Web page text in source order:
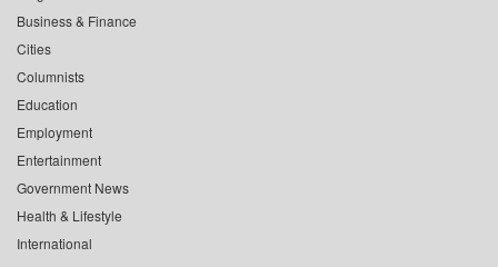
Business & Finance
Cities
Columnists
Education
Employment
Entertainment
Government News
Health & Lifestyle
International